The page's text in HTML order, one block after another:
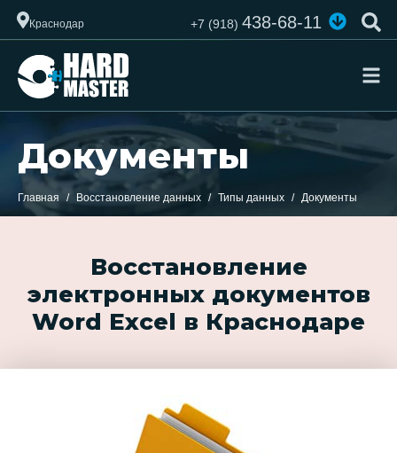
Краснодар +7 (918)438-68-11
Документы
Главная Восстановление данных Типы данных Документы
Восстановление
электронных документов
Word Excel в Краснодаре